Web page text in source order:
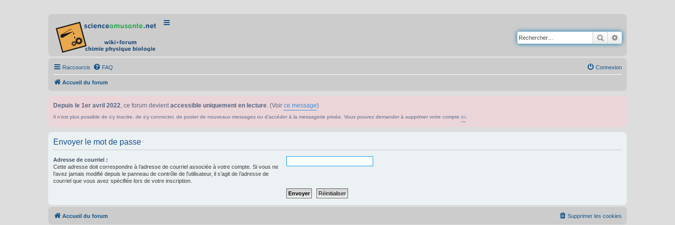
Rechercher
Raccourcis FAQ Connexion
Accueil du forum
Depuis le 1er avril 2022, ce forum devientaccessible uniquement en lecture. (Voir ce message)
Il n'est plus possible de s'y inscrire, de s'y connecter, de poster de nouveaux messages ou d'accéder à la messagerie privée. Vous pouvez demander à supprimer votre compte ici
Envoyer le mot de passe
Adresse de courriel :
Cette adresse doit correspondre à l’adresse de courriel associée à votre compte. Si vous ne
l’avez jamais modifié depuis le panneau de contrôle de l’utilisateur, il s’agit de l’adresse de
courriel que vous avez spécifiée lors de votre inscription.
Accueil du forum Supprimer les cookies